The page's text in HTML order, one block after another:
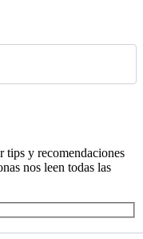
tips y recomendaciones
nos leen todas las